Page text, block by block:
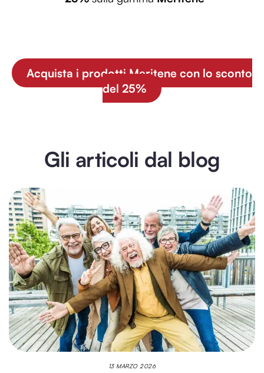
Acquista i prodotti Meritene con lo sconto
del 25%
Gli articoli dal blog
13 MARZO 2026